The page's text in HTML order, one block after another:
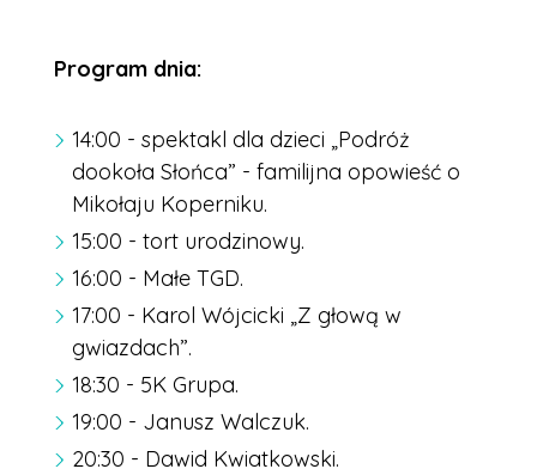
Program dnia:
14:00 - spektakl dla dzieci „Podróż
dookoła Słońca” - familijna opowieść o
Mikołaju Koperniku.
15:00 - tort urodzinowy.
16:00 - Małe TGD.
17:00 - Karol Wójcicki „Z głową w
gwiazdach”.
18:30 - 5K Grupa.
19:00 - Janusz Walczuk.
20:30 - Dawid Kwiatkowski.